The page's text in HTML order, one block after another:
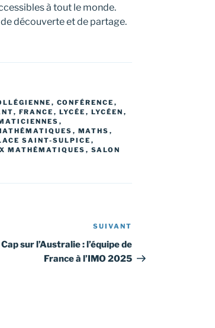
à tout le monde.
découverte et de partage.
, CONFÉRENCE ,
, FRANCE , LYCÉE , LYCÉEN ,
,
, MATHS ,
SAINT-SULPICE ,
MATHÉMATIQUES , SALON
suivant
SUIVANT
Cap sur l’Australie : l’équipe de
France à l’IMO 2025